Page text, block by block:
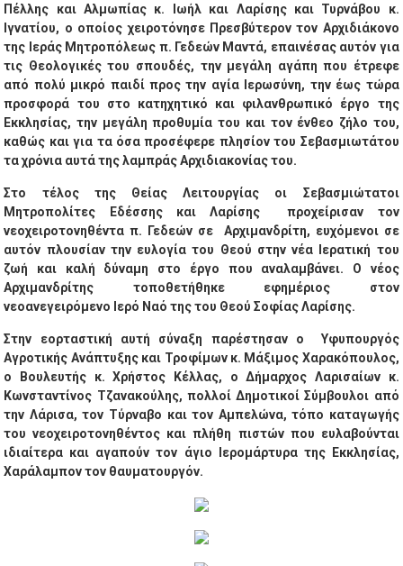
Πέλλης και Αλμωπίας κ. Ιωήλ και Λαρίσης και Τυρνάβου κ.
Ιγνατίου, ο οποίος χειροτόνησε Πρεσβύτερον τον Αρχιδιάκονο
της Ιεράς Μητροπόλεως π. Γεδεών Μαντά, επαινέσας αυτόν για
τις Θεολογικές του σπουδές, την μεγάλη αγάπη που έτρεφε
από πολύ μικρό παιδί προς την αγία Ιερωσύνη, την έως τώρα
προσφορά του στο κατηχητικό και φιλανθρωπικό έργο της
Εκκλησίας, την μεγάλη προθυμία του και τον ένθεο ζήλο του,
καθώς και για τα όσα προσέφερε πλησίον του Σεβασμιωτάτου
τα χρόνια αυτά της λαμπράς Αρχιδιακονίας του.
Στο τέλος της Θείας Λειτουργίας οι Σεβασμιώτατοι
Μητροπολίτες Εδέσσης και Λαρίσης προχείρισαν τον
νεοχειροτονηθέντα π. Γεδεών σε Αρχιμανδρίτη, ευχόμενοι σε
αυτόν πλουσίαν την ευλογία του Θεού στην νέα Ιερατική του
ζωή και καλή δύναμη στο έργο που αναλαμβάνει. Ο νέος
Αρχιμανδρίτης τοποθετήθηκε εφημέριος στον
νεοανεγειρόμενο Ιερό Ναό της του Θεού Σοφίας Λαρίσης.
Στην εορταστική αυτή σύναξη παρέστησαν ο Υφυπουργός
Αγροτικής Ανάπτυξης και Τροφίμων κ. Μάξιμος Χαρακόπουλος,
ο Βουλευτής κ. Χρήστος Κέλλας, ο Δήμαρχος Λαρισαίων κ.
Κωνσταντίνος Τζανακούλης, πολλοί Δημοτικοί Σύμβουλοι από
την Λάρισα, τον Τύρναβο και τον Αμπελώνα, τόπο καταγωγής
του νεοχειροτονηθέντος και πλήθη πιστών που ευλαβούνται
ιδιαίτερα και αγαπούν τον άγιο Ιερομάρτυρα της Εκκλησίας,
Χαράλαμπον τον θαυματουργόν.